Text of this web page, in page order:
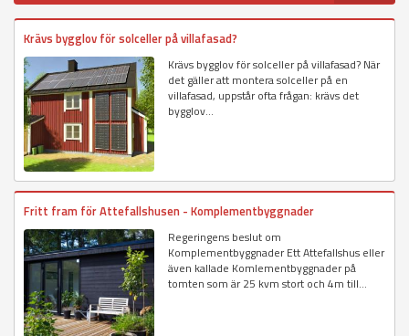
Krävs bygglov för solceller på villafasad?
Krävs bygglov för solceller på villafasad? När
det gäller att montera solceller på en
villafasad, uppstår ofta frågan: krävs det
bygglov...
Fritt fram för Attefallshusen - Komplementbyggnader
Regeringens beslut om
Komplementbyggnader Ett Attefallshus eller
även kallade Komlementbyggnader på
tomten som är 25 kvm stort och 4m till...